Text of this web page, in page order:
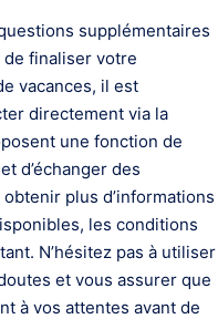
supplémentaires
de finaliser votre
vacances, il est
directement via la
une fonction de
d’échanger des
plus d’informations
les conditions
N’hésitez pas à utiliser
et vous assurer que
à vos attentes avant de